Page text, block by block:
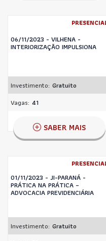
06/11/2023 - VILHENA -
INTERIORIZAÇÃO IMPULSIONA
Investimento: Gratuito
Vagas: 41
SABER MAIS
01/11/2023 - JI-PARANÁ -
PRÁTICA NA PRÁTICA –
ADVOCACIA PREVIDENCIÁRIA
Investimento: Gratuito